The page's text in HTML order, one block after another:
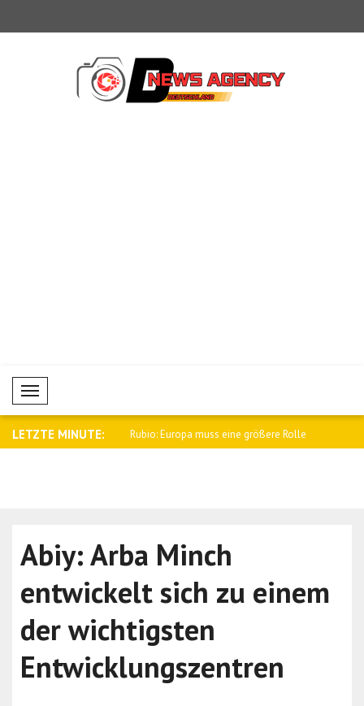
Mobil Menü
LETZTE MINUTE:
Palästinas und Ägyptens Rubio: Europa muss eine größere Rolle
Abiy: Arba Minch
entwickelt sich zu einem
der wichtigsten
Entwicklungszentren